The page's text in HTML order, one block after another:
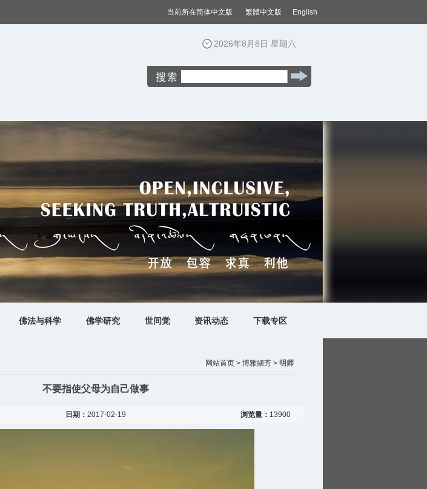
当前所在简体中文版 繁體中文版 English
2026年8月8日 星期六
佛法与科学 佛学研究 世间觉 资讯动态 下载专区
网站首页 > 博雅撷芳 > 明师
不要指使父母为自己做事
日期： 2017-02-19 浏览量： 13900